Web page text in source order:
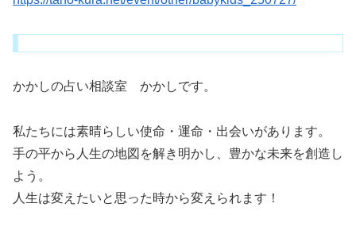
かかしの占い相談室 かかしです。
私たちには素晴らしい使命・運命・出会いがあります。
手の平から人生の地図を解き明かし、豊かな未来を創造し
よう。
人生は変えたいと思った時から変えられます！